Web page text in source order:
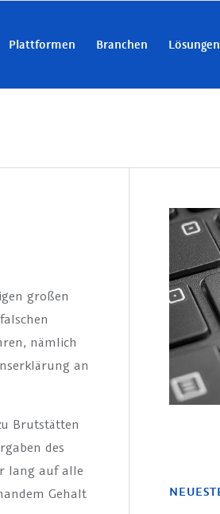
Plattformen Branchen Lösungen
großen
nämlich
an
Brutstätten
des
lang auf alle
Gehalt